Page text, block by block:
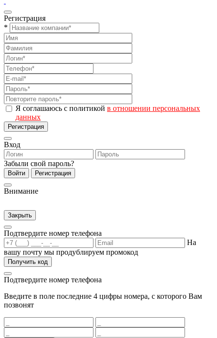
Регистрация
*
Я соглашаюсь с политикой в отношении персональных
данных
Регистрация
Вход
Забыли свой пароль?
Войти Регистрация
Внимание
Закрыть
Подтвердите номер телефона
На
вашу почту мы продублируем промокод
Получить код
Подтвердите номер телефона
Введите в поле последние 4 цифры номера, с которого Вам
позвонят